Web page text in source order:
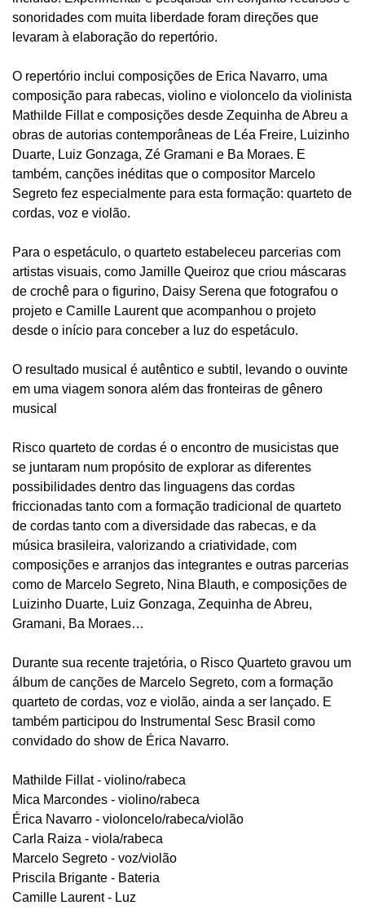
sonoridades com muita liberdade foram direções que
levaram à elaboração do repertório.
O repertório inclui composições de Erica Navarro, uma
composição para rabecas, violino e violoncelo da violinista
Mathilde Fillat e composições desde Zequinha de Abreu a
obras de autorias contemporâneas de Léa Freire, Luizinho
Duarte, Luiz Gonzaga, Zé Gramani e Ba Moraes. E
também, canções inéditas que o compositor Marcelo
Segreto fez especialmente para esta formação: quarteto de
cordas, voz e violão.
Para o espetáculo, o quarteto estabeleceu parcerias com
artistas visuais, como Jamille Queiroz que criou máscaras
de crochê para o figurino, Daisy Serena que fotografou o
projeto e Camille Laurent que acompanhou o projeto
desde o início para conceber a luz do espetáculo.
O resultado musical é autêntico e subtil, levando o ouvinte
em uma viagem sonora além das fronteiras de gênero
musical
Risco quarteto de cordas é o encontro de musicistas que
se juntaram num propósito de explorar as diferentes
possibilidades dentro das linguagens das cordas
friccionadas tanto com a formação tradicional de quarteto
de cordas tanto com a diversidade das rabecas, e da
música brasileira, valorizando a criatividade, com
composições e arranjos das integrantes e outras parcerias
como de Marcelo Segreto, Nina Blauth, e composições de
Luizinho Duarte, Luiz Gonzaga, Zequinha de Abreu,
Gramani, Ba Moraes…
Durante sua recente trajetória, o Risco Quarteto gravou um
álbum de canções de Marcelo Segreto, com a formação
quarteto de cordas, voz e violão, ainda a ser lançado. E
também participou do Instrumental Sesc Brasil como
convidado do show de Érica Navarro.
Mathilde Fillat - violino/rabeca
Mica Marcondes - violino/rabeca
Érica Navarro - violoncelo/rabeca/violão
Carla Raiza - viola/rabeca
Marcelo Segreto - voz/violão
Priscila Brigante - Bateria
Camille Laurent - Luz